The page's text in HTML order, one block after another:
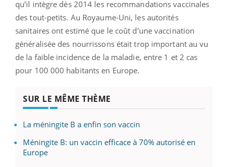
qu’il intègre dès 2014 les recommandations vaccinales
des tout-petits. Au Royaume-Uni, les autorités
sanitaires ont estimé que le coût d’une vaccination
généralisée des nourrissons était trop important au vu
de la faible incidence de la maladie, entre 1 et 2 cas
pour 100 000 habitants en Europe.
SUR LE MÊME THÈME
La méningite B a enfin son vaccin
Méningite B: un vaccin efficace à 70% autorisé en
Europe